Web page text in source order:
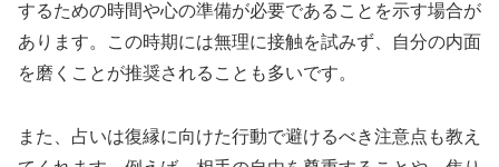
するための時間や心の準備が必要であることを示す場合が
あります。この時期には無理に接触を試みず、自分の内面
を磨くことが推奨されることも多いです。
また、占いは復縁に向けた行動で避けるべき注意点も教え